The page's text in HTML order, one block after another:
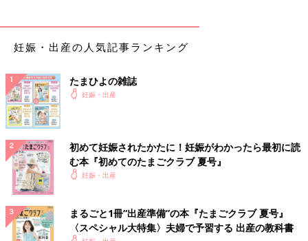
妊娠・出産の人気記事ランキング
たまひよの雑誌
妊娠・出産
初めて妊娠されたかたに！妊娠がわかったら最初に読
む本『初めてのたまごクラブ 夏号』
妊娠・出産
まるごと1冊“出産準備”の本『たまごクラブ 夏号』
〈スペシャル大特集〉夫婦で予習する 出産の教科書